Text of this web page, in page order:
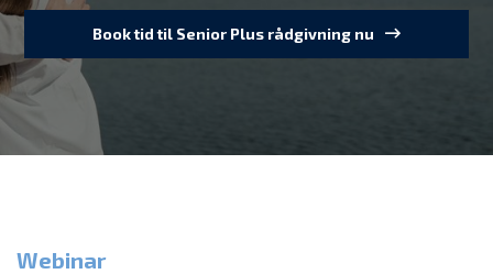
Book tid til Senior Plus rådgivning nu
Webinar